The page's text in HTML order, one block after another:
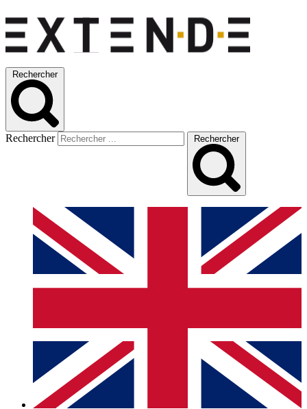
Rechercher
Rechercher Rechercher